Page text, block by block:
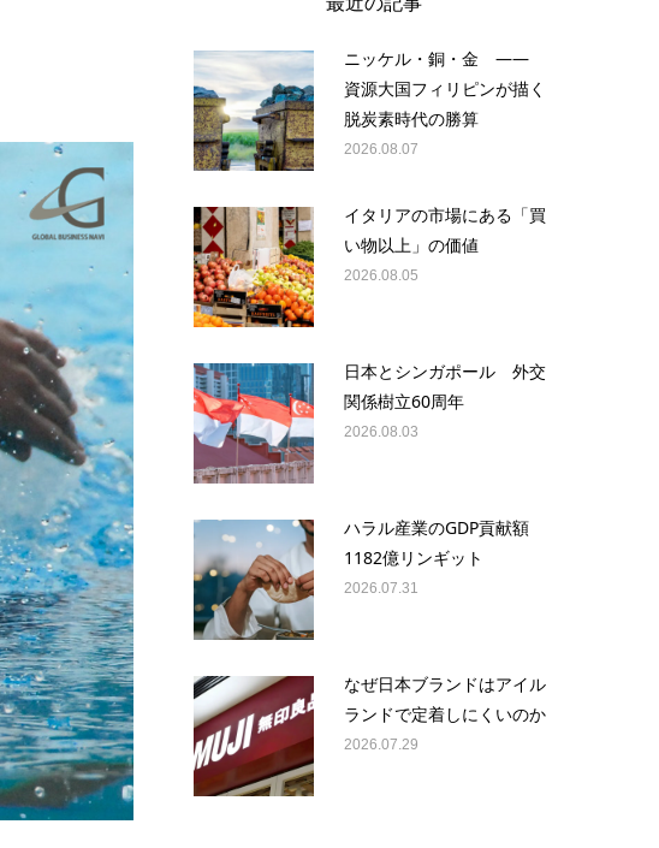
ニッケル・銅・金 ——
資源大国フィリピンが描く
脱炭素時代の勝算
2026.08.07
イタリアの市場にある「買
い物以上」の価値
2026.08.05
日本とシンガポール 外交
関係樹立60周年
2026.08.03
ハラル産業のGDP貢献額
1182億リンギット
2026.07.31
なぜ日本ブランドはアイル
ランドで定着しにくいのか
2026.07.29